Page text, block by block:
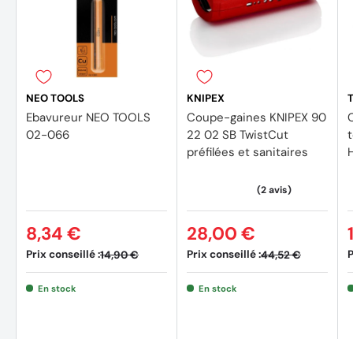
NEO TOOLS
Ebavureur NEO TOOLS
02-066
Prix conseillé :14,90 €
8,34 €
En stock
KNIPEX
Coupe-gaines KNIPEX 90
22 02 SB TwistCut
préfilées et sanitaires
Prix conseillé :44,52 €
28,00 €
En stock